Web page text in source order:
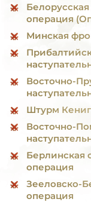
Белорусская
операция
Минская
Восточно-
Штурм
Восточно-
Берлинская
операция
Зееловско-
операция